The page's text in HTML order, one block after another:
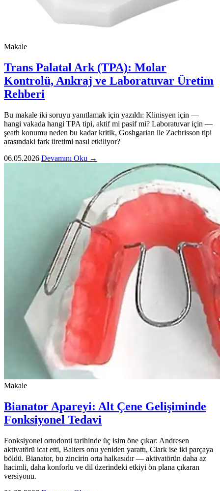
Makale
Trans Palatal Ark (TPA): Molar
Kontrolü, Ankraj ve Laboratuvar Üretim
Rehberi
Bu makale iki soruyu yanıtlamak için yazıldı: Klinisyen için —
hangi vakada hangi TPA tipi, aktif mi pasif mi? Laboratuvar için —
şeath konumu neden bu kadar kritik, Goshgarian ile Zachrisson tipi
arasındaki fark üretimi nasıl etkiliyor?
06.05.2026 Devamını Oku →
Makale
Bianator Apareyi: Alt Çene Gelişiminde
Fonksiyonel Tedavi
Fonksiyonel ortodonti tarihinde üç isim öne çıkar: Andresen
aktivatörü icat etti, Balters onu yeniden yarattı, Clark ise iki parçaya
böldü. Bianator, bu zincirin orta halkasıdır — aktivatörün daha az
hacimli, daha konforlu ve dil üzerindeki etkiyi ön plana çıkaran
versiyonu.